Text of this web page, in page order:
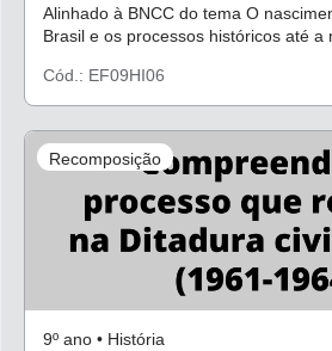
Alinhado à BNCC do tema O
Brasil e os processos históricos até a
Cód.: EF09HI06
Recomposição
9º ano • História